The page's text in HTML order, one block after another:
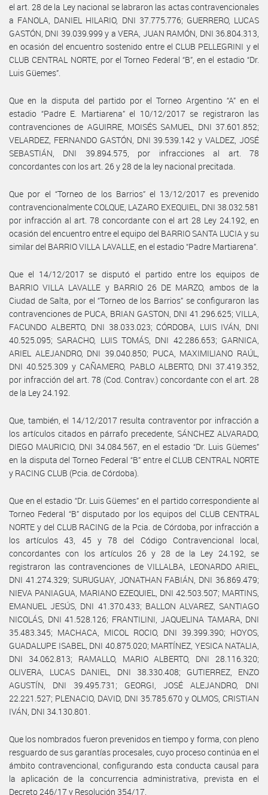
el art. 28 de la Ley nacional se labraron las actas contravencionales
a FANOLA, DANIEL HILARIO, DNI 37.775.776; GUERRERO, LUCAS
GASTÓN, DNI 39.039.999 y a VERA, JUAN RAMÓN, DNI 36.804.313,
en ocasión del encuentro sostenido entre el CLUB PELLEGRINI y el
CLUB CENTRAL NORTE, por el Torneo Federal “B”, en el estadio “Dr.
Luis Güemes”.
Que en la disputa del partido por el Torneo Argentino “A” en el
estadio “Padre E. Martiarena” el 10/12/2017 se registraron las
contravenciones de AGUIRRE, MOISÉS SAMUEL, DNI 37.601.852;
VELARDEZ, FERNANDO GASTÓN, DNI 39.539.142 y VALDEZ, JOSÉ
SEBASTIÁN, DNI 39.894.575, por infracciones al art. 78
concordantes con los art. 26 y 28 de la ley nacional precitada.
Que por el “Torneo de los Barrios” el 13/12/2017 es prevenido
contravencionalmente COLQUE, LAZARO EXEQUIEL, DNI 38.032.581
por infracción al art. 78 concordante con el art 28 Ley 24.192, en
ocasión del encuentro entre el equipo del BARRIO SANTA LUCIA y su
similar del BARRIO VILLA LAVALLE, en el estadio “Padre Martiarena”.
Que el 14/12/2017 se disputó el partido entre los equipos de
BARRIO VILLA LAVALLE y BARRIO 26 DE MARZO, ambos de la
Ciudad de Salta, por el “Torneo de los Barrios” se configuraron las
contravenciones de PUCA, BRIAN GASTON, DNI 41.296.625; VILLA,
FACUNDO ALBERTO, DNI 38.033.023; CÓRDOBA, LUIS IVÁN, DNI
40.525.095; SARACHO, LUIS TOMÁS, DNI 42.286.653; GARNICA,
ARIEL ALEJANDRO, DNI 39.040.850; PUCA, MAXIMILIANO RAÚL,
DNI 40.525.309 y CAÑAMERO, PABLO ALBERTO, DNI 37.419.352,
por infracción del art. 78 (Cod. Contrav.) concordante con el art. 28
de la Ley 24.192.
Que, también, el 14/12/2017 resulta contraventor por infracción a
los artículos citados en párrafo precedente, SÁNCHEZ ALVARADO,
DIEGO MAURICIO, DNI 34.084.567, en el estadio “Dr. Luis Güemes”
en la disputa del Torneo Federal “B” entre el CLUB CENTRAL NORTE
y RACING CLUB (Pcia. de Córdoba).
Que en el estadio “Dr. Luis Güemes” en el partido correspondiente al
Torneo Federal “B” disputado por los equipos del CLUB CENTRAL
NORTE y del CLUB RACING de la Pcia. de Córdoba, por infracción a
los artículos 43, 45 y 78 del Código Contravencional local,
concordantes con los artículos 26 y 28 de la Ley 24.192, se
registraron las contravenciones de VILLALBA, LEONARDO ARIEL,
DNI 41.274.329; SURUGUAY, JONATHAN FABIÁN, DNI 36.869.479;
NIEVA PANIAGUA, MARIANO EZEQUIEL, DNI 42.503.507; MARTINS,
EMANUEL JESÚS, DNI 41.370.433; BALLON ALVAREZ, SANTIAGO
NICOLÁS, DNI 41.528.126; FRANTILINI, JAQUELINA TAMARA, DNI
35.483.345; MACHACA, MICOL ROCIO, DNI 39.399.390; HOYOS,
GUADALUPE ISABEL, DNI 40.875.020; MARTÍNEZ, YESICA NATALIA,
DNI 34.062.813; RAMALLO, MARIO ALBERTO, DNI 28.116.320;
OLIVERA, LUCAS DANIEL, DNI 38.330.408; GUTIERREZ, ENZO
AGUSTÍN, DNI 39.495.731; GEORGI, JOSÉ ALEJANDRO, DNI
22.221.527; PLENACIO, DAVID, DNI 35.785.670 y OLMOS, CRISTIAN
IVÁN, DNI 34.130.801.
Que los nombrados fueron prevenidos en tiempo y forma, con pleno
resguardo de sus garantías procesales, cuyo proceso continúa en el
ámbito contravencional, configurando esta conducta causal para
la aplicación de la concurrencia administrativa, prevista en el
Decreto 246/17 y Resolución 354/17.